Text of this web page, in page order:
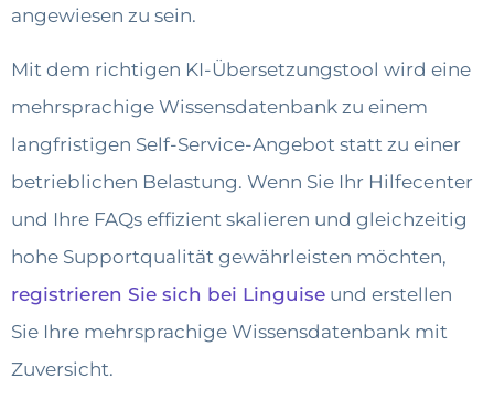
angewiesen zu sein.
Mit dem richtigen KI-Übersetzungstool wird eine
mehrsprachige Wissensdatenbank zu einem
langfristigen Self-Service-Angebot statt zu einer
betrieblichen Belastung. Wenn Sie Ihr Hilfecenter
und Ihre FAQs effizient skalieren und gleichzeitig
hohe Supportqualität gewährleisten möchten,
registrieren Sie sich bei Linguise und erstellen
Sie Ihre mehrsprachige Wissensdatenbank mit
Zuversicht.